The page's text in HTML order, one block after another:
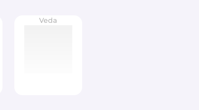
Veda